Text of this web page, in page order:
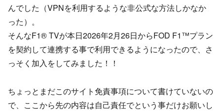
んでした（VPNを利用するような非公式な方法しかなか
った）。
そんなF1® TVが本日2026年2月26日からFOD F1™プラン
を契約して連携する事で利用できるようになったので、さ
っそく加入をしてみました！！
ちょっとまだこのサイト免責事項について書けていないの
で、ここから先の内容は自己責任でという事だけお願いし